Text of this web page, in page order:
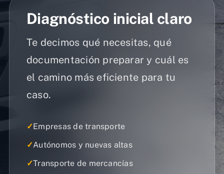
Diagnóstico inicial claro
Te decimos qué necesitas, qué
documentación preparar y cuál es
el camino más eficiente para tu
caso.
✓Empresas de transporte
✓Autónomos y nuevas altas
✓Transporte de mercancías